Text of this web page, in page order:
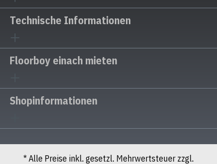
Technische Informationen
Floorboy einach mieten
Shopinformationen
* Alle Preise inkl. gesetzl. Mehrwertsteuer zzgl.